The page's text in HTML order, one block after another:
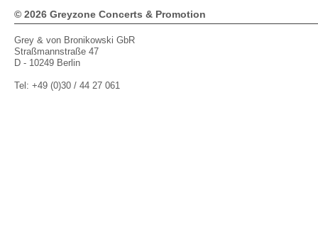
© 2026 Greyzone Concerts & Promotion
Grey & von Bronikowski GbR
Straßmannstraße 47
D - 10249 Berlin
Tel: +49 (0)30 / 44 27 061